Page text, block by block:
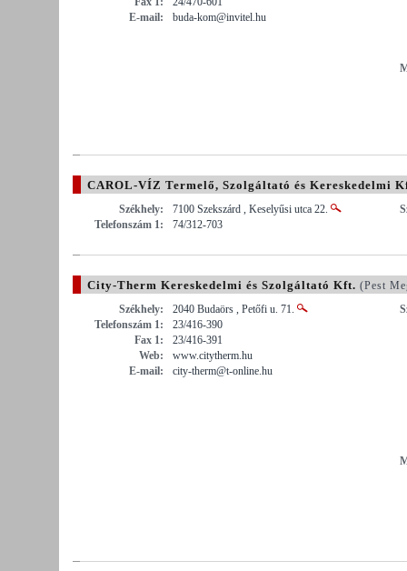
E-mail:
buda-kom@invitel.hu
CAROL-VÍZ Termelő, Szolgáltató és Kereskedelmi
Székhely:
7100 Szekszárd , Keselyűsi utca 22.
Telefonszám 1:
74/312-703
City-Therm Kereskedelmi és Szolgáltató Kft. (Pest
Székhely:
2040 Budaörs , Petőfi u. 71.
Telefonszám 1:
23/416-390
Fax 1:
23/416-391
Web:
www.citytherm.hu
E-mail:
city-therm@t-online.hu